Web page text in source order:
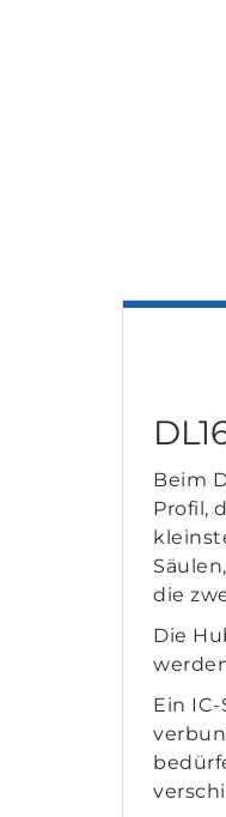
Beim
Profil,
die
Die
Ein